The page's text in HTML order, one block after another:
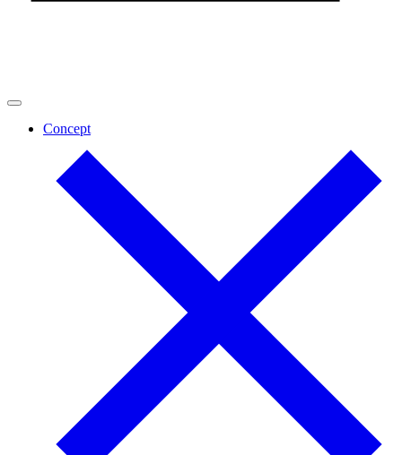
Concept